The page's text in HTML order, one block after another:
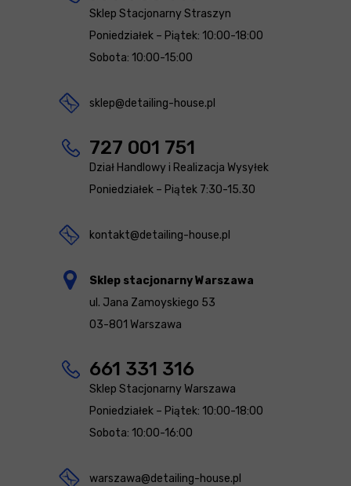
Sklep Stacjonarny Straszyn
Poniedziałek – Piątek: 10:00-18:00
Sobota: 10:00-15:00
sklep@detailing-house.pl
727 001 751
Dział Handlowy i Realizacja Wysyłek
Poniedziałek – Piątek 7:30-15.30
kontakt@detailing-house.pl
Sklep stacjonarny Warszawa
ul. Jana Zamoyskiego 53
03-801 Warszawa
661 331 316
Sklep Stacjonarny Warszawa
Poniedziałek – Piątek: 10:00-18:00
Sobota: 10:00-16:00
warszawa@detailing-house.pl